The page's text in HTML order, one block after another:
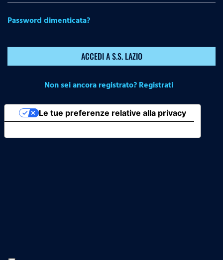
Password dimenticata?
ACCEDI A S.S. LAZIO
Non sei ancora registrato? Registrati
Le tue preferenze relative alla privacy